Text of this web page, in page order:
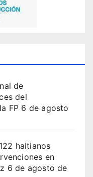
de
del
FP 6 de agosto
haitianos
en
6 de agosto de